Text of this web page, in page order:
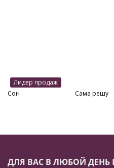
Лидер продаж
Сон
Сама решу
ДЛЯ ВАС В ЛЮБОЙ ДЕНЬ